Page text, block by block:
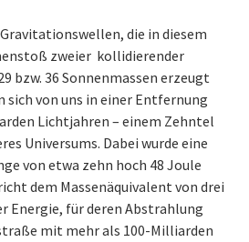
die in diesem
zweier kollidierender
bzw. 36 Sonnenmassen erzeugt
sich von uns in einer Entfernung
Lichtjahren – einem Zehntel
Universums. Dabei wurde eine
von etwa zehn hoch 48 Joule
dem Massenäquivalent von drei
Energie, für deren Abstrahlung
mit mehr als 100-Milliarden